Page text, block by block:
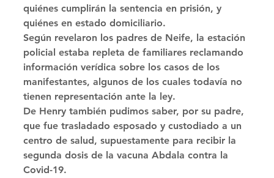
quiénes cumplirán la sentencia en prisión, y
quiénes en estado domiciliario.
Según revelaron los padres de Neife, la estación
policial estaba repleta de familiares reclamando
información verídica sobre los casos de los
manifestantes, algunos de los cuales todavía no
tienen representación ante la ley.
De Henry también pudimos saber, por su padre,
que fue trasladado esposado y custodiado a un
centro de salud, supuestamente para recibir la
segunda dosis de la vacuna Abdala contra la
Covid-19.